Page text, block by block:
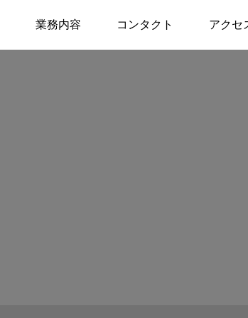
業務内容 コンタクト アクセ